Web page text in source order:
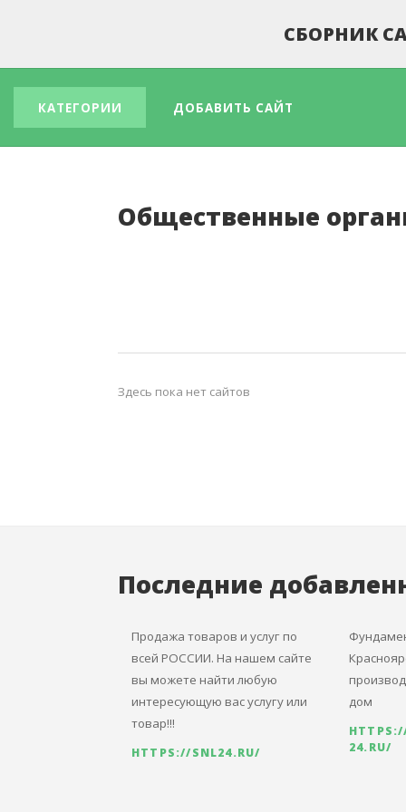
СБОРНИК
КАТЕГОРИИ ДОБАВИТЬ САЙТ
Общественные
Здесь пока нет сайтов
Последние
Продажа товаров и услуг по
всей РОССИИ. На нашем сайте
вы можете найти любую
интересующую вас услугу или
товар!!!
HTTPS://SNL24.RU/
дом
24.RU/